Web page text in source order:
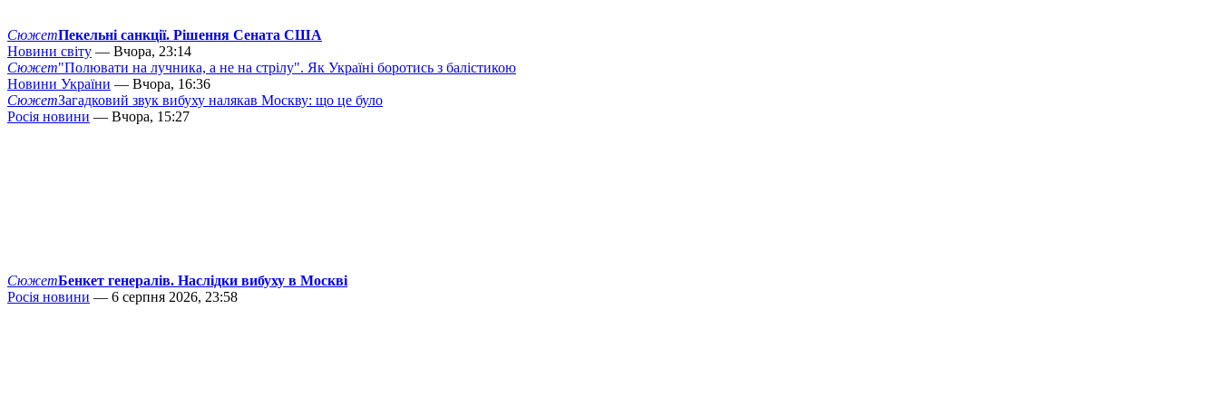
СюжетПекельні санкції. Рішення Сената США
Новини світу — Вчора, 23:14
Сюжет"Полювати на лучника, а не на стрілу". Як Україні боротись з балістикою
Новини України — Вчора, 16:36
СюжетЗагадковий звук вибуху налякав Москву: що це було
Росія новини — Вчора, 15:27
СюжетБенкет генералів. Наслідки вибуху в Москві
Росія новини — 6 серпня 2026, 23:58